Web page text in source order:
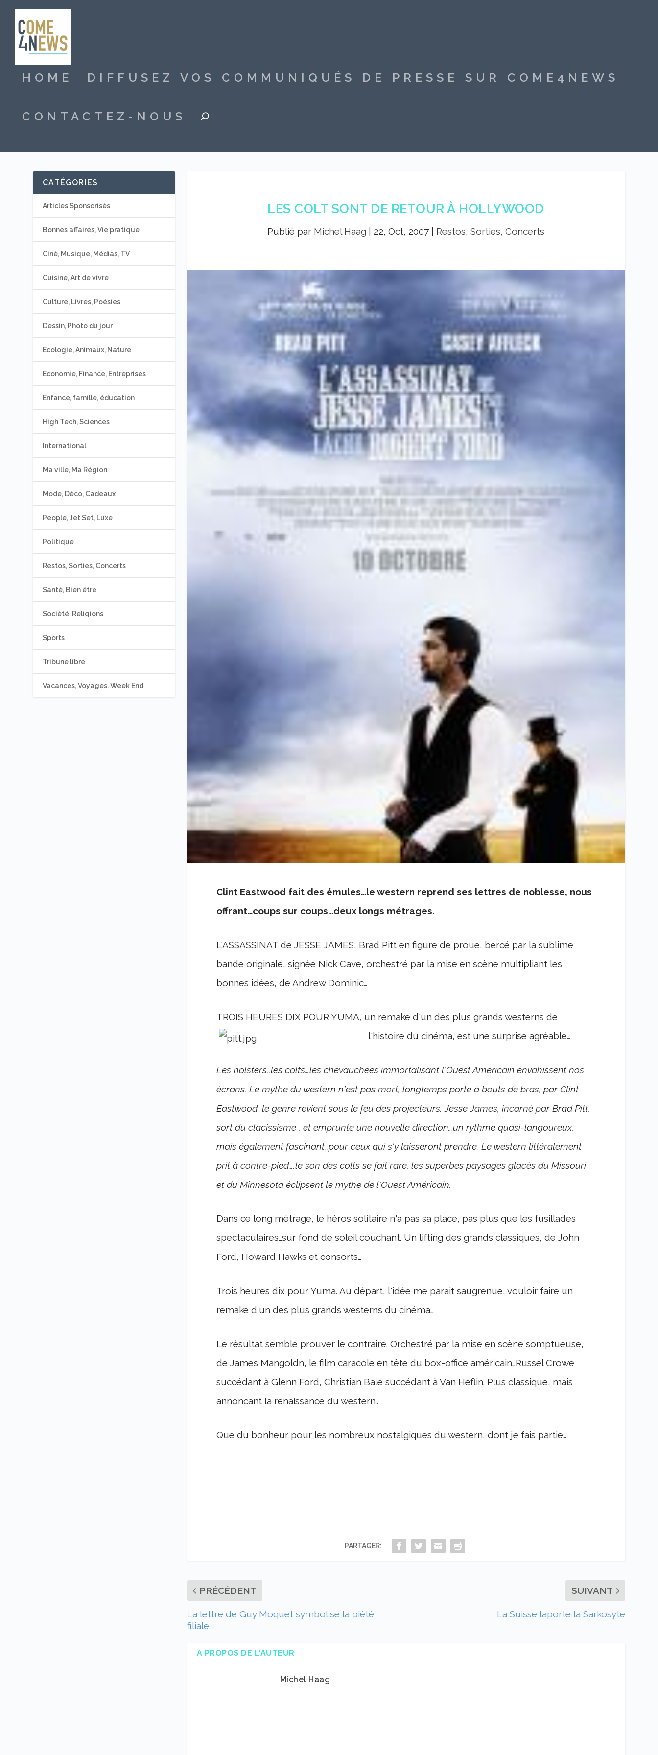
HOME DIFFUSEZ VOS COMMUNIQUÉS DE PRESSE SUR COME4NEWS
CONTACTEZ-NOUS
LES COLT SONT DE RETOUR À HOLLYWOOD
Publié par Michel Haag 22, Oct, 2007 Restos, Sorties, Concerts
Clint Eastwood fait des émules…le western reprend ses lettres de noblesse, nous
offrant…coups sur coups…deux longs métrages.
L'ASSASSINAT de JESSE JAMES, Brad Pitt en figure de proue, bercé par la sublime
bande originale, signée Nick Cave, orchestré par la mise en scène multipliant les
bonnes idées, de Andrew Dominic…
TROIS HEURES DIX POUR YUMA, un remake d'un des plus grands westerns de
l'histoire du cinéma, est une surprise agréable…
Les holsters..les colts…les chevauchées immortalisant l'Ouest Américain envahissent nos
écrans. Le mythe du western n'est pas mort, longtemps porté à bouts de bras, par Clint
Eastwood, le genre revient sous le feu des projecteurs. Jesse James, incarné par Brad Pitt,
sort du clacissisme , et emprunte une nouvelle direction…un rythme quasi-langoureux,
mais également fascinant..pour ceux qui s'y laisseront prendre. Le western littéralement
prit à contre-pied….le son des colts se fait rare, les superbes paysages glacés du Missouri
et du Minnesota éclipsent le mythe de l'Ouest Américain.
Dans ce long métrage, le héros solitaire n'a pas sa place, pas plus que les fusillades
spectaculaires…sur fond de soleil couchant. Un lifting des grands classiques, de John
Ford, Howard Hawks et consorts…
Trois heures dix pour Yuma. Au départ, l'idée me parait saugrenue, vouloir faire un
remake d'un des plus grands westerns du cinéma…
Le résultat semble prouver le contraire. Orchestré par la mise en scène somptueuse,
de James Mangoldn, le film caracole en tête du box-office américain…Russel Crowe
succédant à Glenn Ford, Christian Bale succédant à Van Heflin. Plus classique, mais
annoncant la renaissance du western..
Que du bonheur pour les nombreux nostalgiques du western, dont je fais partie…
PARTAGER:
PRÉCÉDENT
La lettre de Guy Moquet symbolise la piété
filiale
SUIVANT
La Suisse laporte la Sarkosyte
A PROPOS DE L'AUTEUR
Michel Haag
CATÉGORIES
Articles Sponsorisés
Bonnes affaires, Vie pratique
Ciné, Musique, Médias, TV
Cuisine, Art de vivre
Culture, Livres, Poésies
Dessin, Photo du jour
Ecologie, Animaux, Nature
Economie, Finance, Entreprises
Enfance, famille, éducation
High Tech, Sciences
International
Ma ville, Ma Région
Mode, Déco, Cadeaux
People, Jet Set, Luxe
Politique
Restos, Sorties, Concerts
Santé, Bien être
Société, Religions
Sports
Tribune libre
Vacances, Voyages, Week End